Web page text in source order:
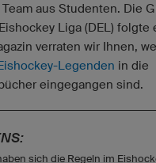
aus Studenten. Die
Liga (DEL) folgte
verraten wir Ihnen,
Legenden in die
eingegangen sind.
sich die Regeln im